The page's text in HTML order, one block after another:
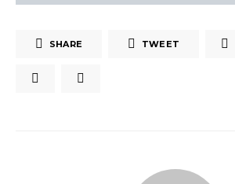
SHARE TWEET